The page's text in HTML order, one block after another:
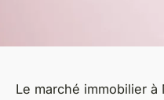
Le marché immobilier